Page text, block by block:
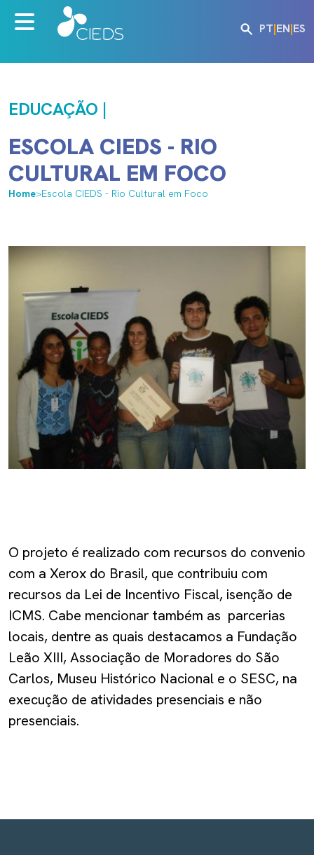
PT|EN|ES
EDUCAÇÃO |
ESCOLA CIEDS - RIO
CULTURAL EM FOCO
Home>Escola CIEDS - Rio Cultural em Foco
O projeto é realizado com recursos do convenio
com a Xerox do Brasil, que contribuiu com
recursos da Lei de Incentivo Fiscal, isenção de
ICMS. Cabe mencionar também as parcerias
locais, dentre as quais destacamos a Fundação
Leão XIII, Associação de Moradores do São
Carlos, Museu Histórico Nacional e o SESC, na
execução de atividades presenciais e não
presenciais.